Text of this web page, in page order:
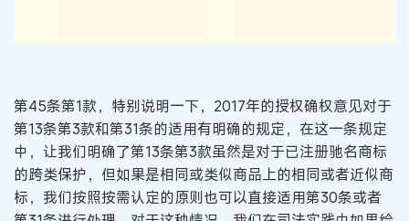
第45条第1款，特别说明一下，2017年的授权确权意见对于
第13条第3款和第31条的适用有明确的规定，在这一条规定
中，让我们明确了第13条第3款虽然是对于已注册驰名商标
的跨类保护，但如果是相同或类似商品上的相同或者近似商
标，我们按照按需认定的原则也可以直接适用第30条或者